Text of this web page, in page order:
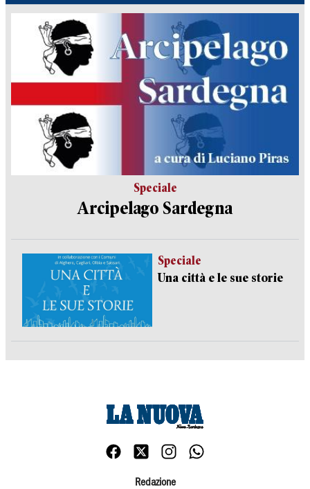
Speciale
Arcipelago Sardegna
Speciale
Una città e le sue storie
Redazione